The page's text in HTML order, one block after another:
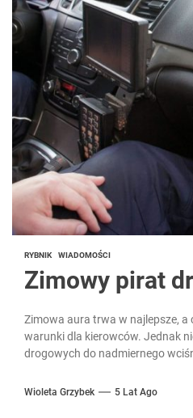
RYBNIK WIADOMOŚCI
Zimowy pirat
Zimowa aura trwa w najlepsze, a
warunki dla kierowców. Jednak
drogowych do nadmiernego
Wioleta Grzybek 5 Lat Ago